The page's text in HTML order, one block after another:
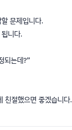
문제입니다.
니다.
되는데?”
친절했으면 좋겠습니다.